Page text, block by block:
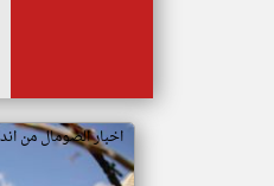
اخبار الصومال من